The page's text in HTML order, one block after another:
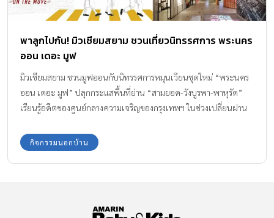
พาลูกไปกัน! มิวเซียมสยาม ชวนเที่ยวนิทรรศการ พระนคร
ออน เดอะ มูฟ
มิวเซียมสยาม ชวนมูฟออนกับนิทรรศการหมุนเวียนชุดใหม่ “พระนคร
ออน เดอะ มูฟ” ปลุกกระแสพื้นที่ย่าน “สามยอด-วังบูรพา-พาหุรัด”
เรียนรู้อดีตของศูนย์กลางความเจริญของกรุงเทพฯ ในช่วงเปลี่ยนผ่าน
กิจกรรมนอกบ้าน